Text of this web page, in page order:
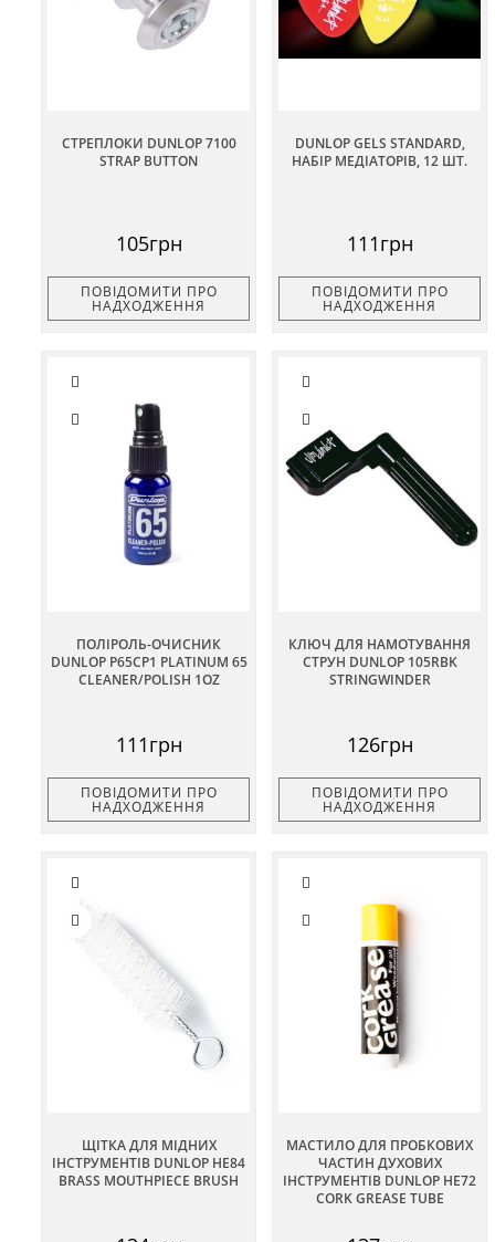
СТРЕПЛОКИ DUNLOP 7100
STRAP BUTTON
105грн
ПОВІДОМИТИ ПРО
НАДХОДЖЕННЯ
DUNLOP GELS STANDARD,
НАБІР МЕДІАТОРІВ, 12 ШТ.
111грн
ПОВІДОМИТИ ПРО
НАДХОДЖЕННЯ
ПОЛІРОЛЬ-ОЧИСНИК
DUNLOP P65CP1 PLATINUM 65
CLEANER/POLISH 1OZ
111грн
ПОВІДОМИТИ ПРО
НАДХОДЖЕННЯ
КЛЮЧ ДЛЯ НАМОТУВАННЯ
СТРУН DUNLOP 105RBK
STRINGWINDER
126грн
ПОВІДОМИТИ ПРО
НАДХОДЖЕННЯ
ЩІТКА ДЛЯ МІДНИХ
ІНСТРУМЕНТІВ DUNLOP HE84
BRASS MOUTHPIECE BRUSH
МАСТИЛО ДЛЯ ПРОБКОВИХ
ЧАСТИН ДУХОВИХ
ІНСТРУМЕНТІВ DUNLOP HE72
CORK GREASE TUBE